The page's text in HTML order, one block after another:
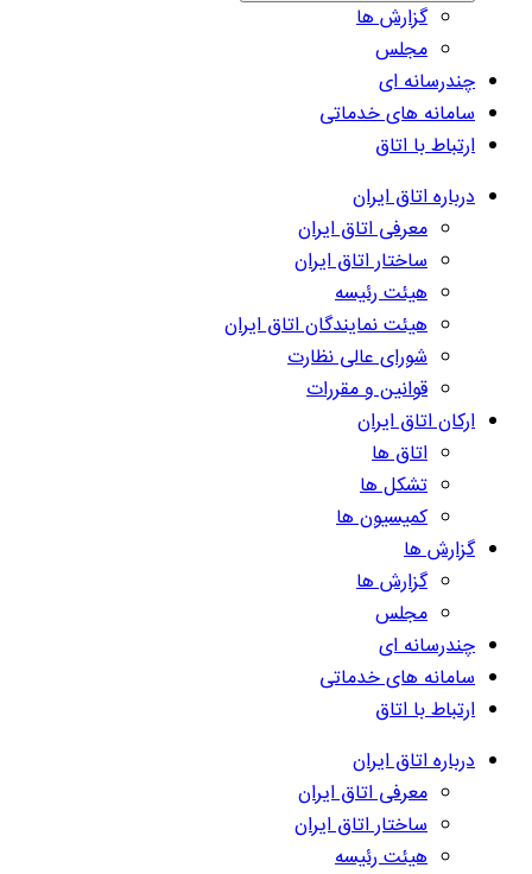
گزارش ها
مجلس
چندرسانه ای
سامانه های خدماتی
ارتباط با اتاق
درباره اتاق ایران
معرفی اتاق ایران
ساختار اتاق ایران
هیئت رئیسه
هیئت نمایندگان اتاق ایران
شورای عالی نظارت
قوانین و مقررات
ارکان اتاق ایران
اتاق ها
تشکل ها
کمیسیون ها
گزارش ها
گزارش ها
مجلس
چندرسانه ای
سامانه های خدماتی
ارتباط با اتاق
درباره اتاق ایران
معرفی اتاق ایران
ساختار اتاق ایران
هیئت رئیسه